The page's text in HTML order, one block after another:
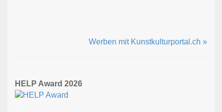
Werben mit Kunstkulturportal.ch »
HELP Award 2026